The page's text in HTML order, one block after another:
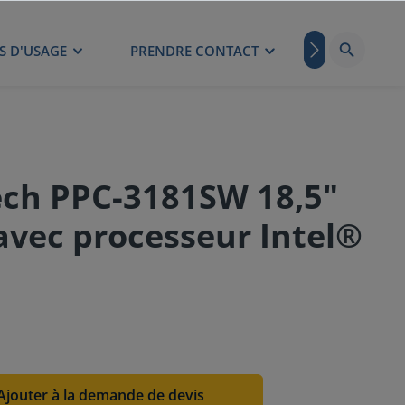
D'USAGE PRENDRE CONTACT BLOG
PPC-3181SW 18,5"
processeur Intel®
à la demande de devis